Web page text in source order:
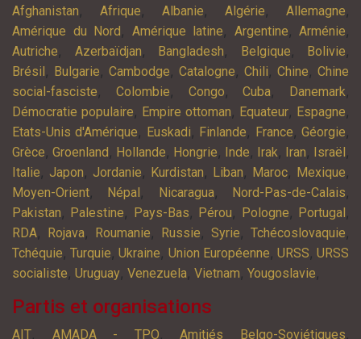
Afghanistan, Afrique, Albanie, Algérie, Allemagne,
Amérique du Nord , Amérique latine, Argentine, Arménie,
Autriche, Azerbaïdjan, Bangladesh, Belgique, Bolivie,
Brésil , Bulgarie, Cambodge, Catalogne, Chili, Chine, Chine
social-fasciste, Colombie, Congo,Cuba, Danemark,
Démocratie populaire, Empire ottoman, Equateur, Espagne,
Etats-Unis d'Amérique, Euskadi, Finlande, France,Géorgie,
Grèce, Groenland , Hollande, Hongrie, Inde, Irak, Iran, Israël ,
Italie, Japon, Jordanie, Kurdistan, Liban, Maroc, Mexique,
Moyen-Orient, Népal , Nicaragua, Nord-Pas-de-Calais,
Pakistan, Palestine, Pays-Bas, Pérou, Pologne, Portugal ,
RDA, Rojava, Roumanie, Russie, Syrie, Tchécoslovaquie,
Tchéquie,Turquie,Ukraine, Union Européenne, URSS,URSS
socialiste, Uruguay, Venezuela, Vietnam, Yougoslavie,
Partis et organisations
AIT, AMADA - TPO,Amitiés Belgo-Soviétiques,